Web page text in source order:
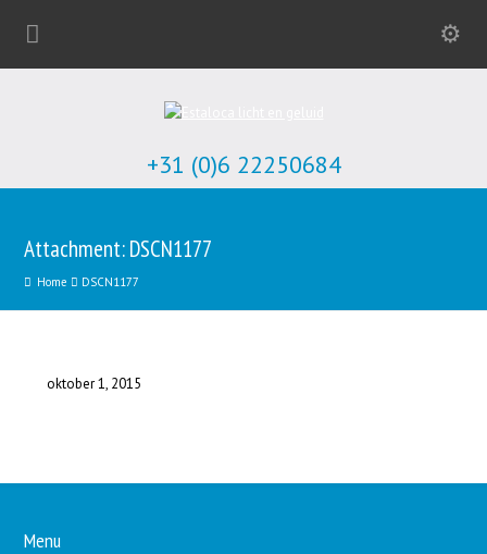
+31 (0)6 22250684
Attachment: DSCN1177
Home DSCN1177
oktober 1, 2015
Menu